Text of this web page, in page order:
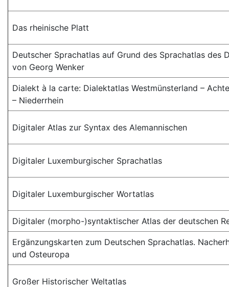
Das rheinische Platt
Deutscher Sprachatlas auf Grund des Sprachatlas des
von Georg Wenker
Dialekt à la carte: Dialektatlas Westmünsterland –
– Niederrhein
Digitaler Atlas zur Syntax des Alemannischen
Digitaler Luxemburgischer Sprachatlas
Digitaler Luxemburgischer Wortatlas
Digitaler (morpho-)syntaktischer Atlas der deutschen
Ergänzungskarten zum Deutschen Sprachatlas.
und Osteuropa
Großer Historischer Weltatlas